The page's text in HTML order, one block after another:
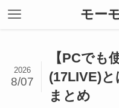
モー
【PCでも
(17LIVE)
まとめ
2026
8/07